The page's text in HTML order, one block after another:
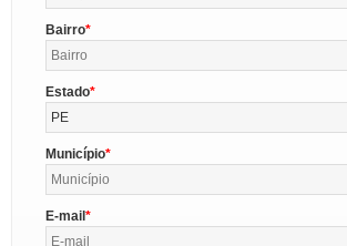
Bairro
Estado
PE
Município
E-mail